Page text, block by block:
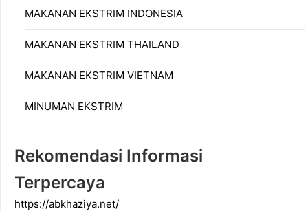
MAKANAN EKSTRIM INDONESIA
MAKANAN EKSTRIM THAILAND
MAKANAN EKSTRIM VIETNAM
MINUMAN EKSTRIM
Rekomendasi Informasi
Terpercaya
https://abkhaziya.net/